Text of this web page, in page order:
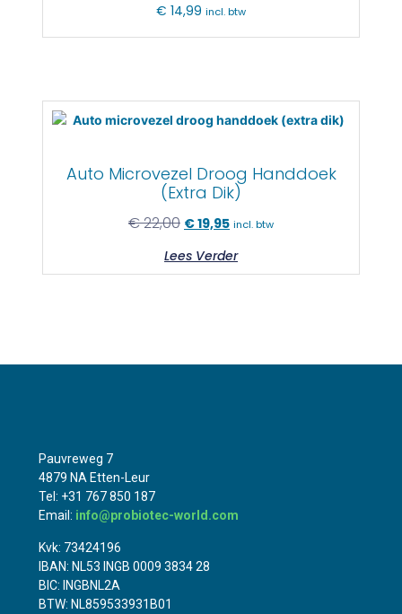
€ 14,99 incl. btw
Auto Microvezel Droog Handdoek
(extra Dik)
€22,00 €19,95 incl. btw
Lees Verder
Pauvreweg 7
4879 NA Etten-Leur
Tel: +31 767 850 187
Email: info@probiotec-world.com
Kvk: 73424196
IBAN: NL53 INGB 0009 3834 28
BIC: INGBNL2A
BTW: NL859533931B01